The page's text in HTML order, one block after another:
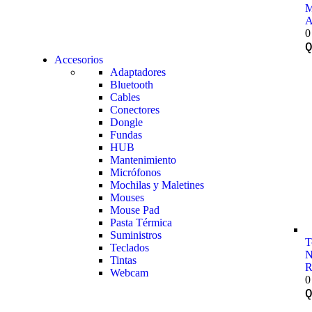
Q
Accesorios
Adaptadores
Bluetooth
Cables
Conectores
Dongle
Fundas
HUB
Mantenimiento
Micrófonos
Mochilas y Maletines
Mouses
Mouse Pad
Pasta Térmica
Suministros
Teclados
Tintas
Webcam
Q